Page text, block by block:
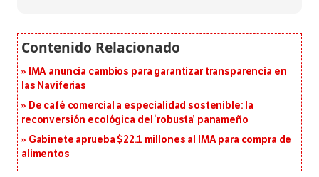
IMA anuncia cambios para garantizar transparencia en
las Naviferias
De café comercial a especialidad sostenible: la
reconversión ecológica del ‘robusta’ panameño
Gabinete aprueba $22.1 millones al IMA para compra de
alimentos